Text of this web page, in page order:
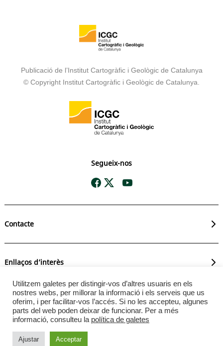
Publicació de l’Institut Cartogràfic i Geològic de Catalunya
© Copyright Institut Cartogràfic i Geològic de Catalunya.
Segueix-nos
Contacte
Enllaços d’interès
Avís legal. © L’Institut Cartogràfic i Geològic de Catalunya
permet la reutilització dels continguts i de les dades sempre
que se citi la font i la data d’actualització, que no és
desnaturalitzi la informació i que no es contradigui amb una
llicència específica.
Utilitzem galetes per distingir-vos d’altres usuaris en els
nostres webs, per millorar la informació i els serveis que us
oferim, i per facilitar-vos l’accés. Si no les accepteu, algunes
parts del web poden deixar de funcionar. Per a més
informació, consulteu la política de galetes
Ajustar Acceptar